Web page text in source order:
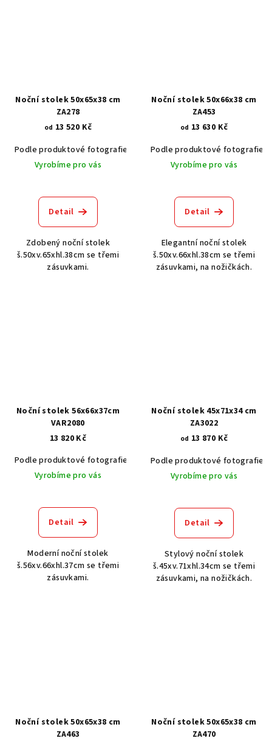
Noční stolek 50x65x38 cm
ZA278
od 13 520 Kč
Podle produktové fotografie
Akát vintage BT1551
Dub světlý
Vyrobíme pro vás
Detail
Zdobený noční stolek
š.50xv.65xhl.38cm se třemi
zásuvkami.
Noční stolek 50x66x38 cm
ZA453
od 13 630 Kč
Podle produktové fotografie
Vyrobíme pro vás
Detail
Elegantní noční stolek
š.50xv.66xhl.38cm se třemi
zásuvkami, na nožičkách.
Noční stolek 56x66x37cm
VAR2080
13 820 Kč
Podle produktové fotografie
Akát vintage BT1551
Dub světlý
Vyrobíme pro vás
Detail
Moderní noční stolek
š.56xv.66xhl.37cm se třemi
zásuvkami.
Noční stolek 45x71x34 cm
ZA3022
od 13 870 Kč
Podle produktové fotografie
Vyrobíme pro vás
Detail
Stylový noční stolek
š.45xv.71xhl.34cm se třemi
zásuvkami, na nožičkách.
Noční stolek 50x65x38 cm
ZA463
Noční stolek 50x65x38 cm
ZA470